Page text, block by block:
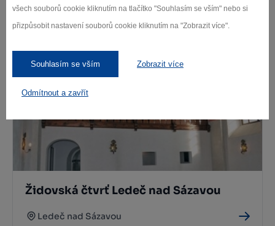
všech souborů cookie kliknutím na tlačítko "Souhlasím se vším" nebo si
přizpůsobit nastavení souborů cookie kliknutím na "Zobrazit více".
Souhlasím se vším Zobrazit více
Odmítnout a zavřít
Hrad – Městské muzeum Ledeč nad
Sázavou
Ledeč nad Sázavou
Židovská čtvrť Ledeč nad Sázavou
Ledeč nad Sázavou